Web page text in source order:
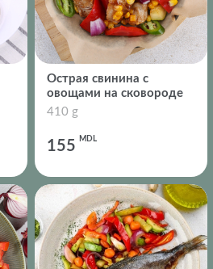
Острая свинина с
овощами на сковороде
410 g
155 MDL